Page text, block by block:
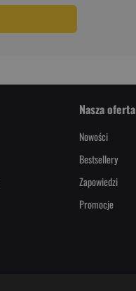
Nasza oferta
Nowości
Bestsellery
Zapowiedzi
Promocje